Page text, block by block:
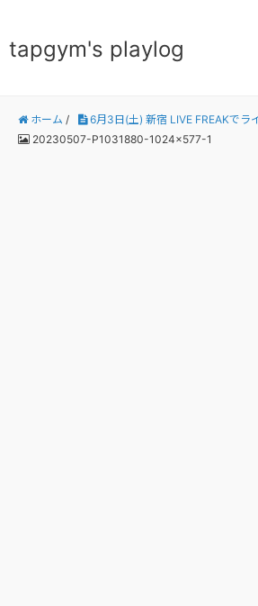
tapgym's playlog
ホーム / 6月3日(土) 新宿 LIVE FREAKでラ
20230507-P1031880-1024x577-1